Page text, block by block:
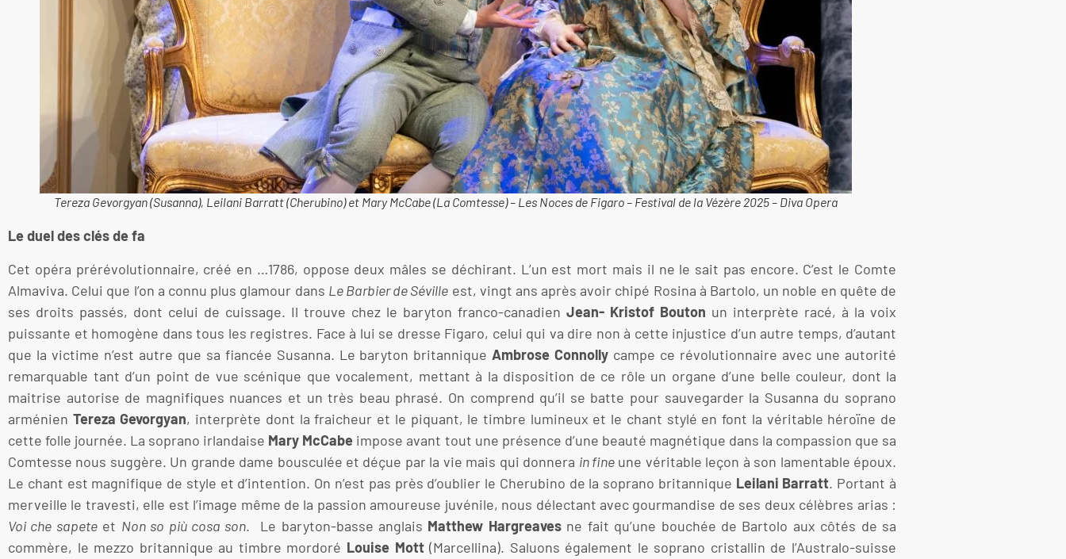
Tereza Gevorgyan (Susanna), Leilani Barratt (Cherubino) et Mary McCabe (La Comtesse) – Les Noces de Figaro – Festival de la Vézère 2025 – Diva Opera
Le duel des clés de fa
Cet opéra prérévolutionnaire, créé en …1786, oppose deux mâles se déchirant. L’un est mort mais il ne le sait pas encore. C’est le Comte
Almaviva. Celui que l’on a connu plus glamour dans Le Barbier de Séville est, vingt ans après avoir chipé Rosina à Bartolo, un noble en quête de
ses droits passés, dont celui de cuissage. Il trouve chez le baryton franco-canadien Jean- Kristof Bouton un interprète racé, à la voix
puissante et homogène dans tous les registres. Face à lui se dresse Figaro, celui qui va dire non à cette injustice d’un autre temps, d’autant
que la victime n’est autre que sa fiancée Susanna. Le baryton britannique Ambrose Connolly campe ce révolutionnaire avec une autorité
remarquable tant d’un point de vue scénique que vocalement, mettant à la disposition de ce rôle un organe d’une belle couleur, dont la
maitrise autorise de magnifiques nuances et un très beau phrasé. On comprend qu’il se batte pour sauvegarder la Susanna du soprano
arménien Tereza Gevorgyan, interprète dont la fraicheur et le piquant, le timbre lumineux et le chant stylé en font la véritable héroïne de
cette folle journée. La soprano irlandaise Mary McCabe impose avant tout une présence d’une beauté magnétique dans la compassion que sa
Comtesse nous suggère. Un grande dame bousculée et déçue par la vie mais qui donnera in fineune véritable leçon à son lamentable époux.
Le chant est magnifique de style et d’intention. On n’est pas près d’oublier le Cherubino de la soprano britannique Leilani Barratt. Portant à
merveille le travesti, elle est l’image même de la passion amoureuse juvénile, nous délectant avec gourmandise de ses deux célèbres arias :
Voi che sapeteet Non so più cosa son. Le baryton-basse anglais Matthew Hargreavesne fait qu’une bouchée de Bartolo aux côtés de sa
commère, le mezzo britannique au timbre mordoré Louise Mott(Marcellina). Saluons également le soprano cristallin de l’Australo-suisse